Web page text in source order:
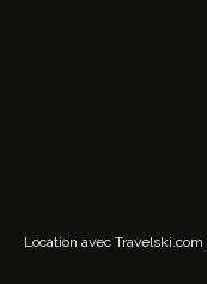
Location avec Travelski.com